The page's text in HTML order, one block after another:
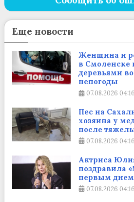
Еще новости
Женщина и
в
деревьями
непогоды
07.08.2026 04:16
Пес на
хозяина у
после
07.08.2026 04:16
Актриса
поздравила
первым
07.08.2026 04:16